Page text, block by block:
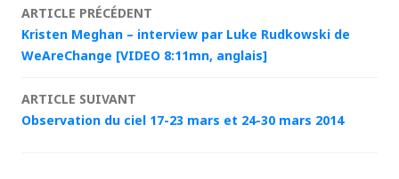
Navigation
des
articles
ARTICLE PRÉCÉDENT
Kristen Meghan – interview par Luke Rudkowski de
WeAreChange [VIDEO 8:11mn, anglais]
ARTICLE SUIVANT
Observation du ciel 17-23 mars et 24-30 mars 2014